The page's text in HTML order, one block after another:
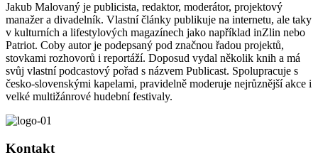
Jakub Malovaný je publicista, redaktor, moderátor, projektový
manažer a divadelník. Vlastní články publikuje na internetu, ale taky
v kulturních a lifestylových magazínech jako například inZlin nebo
Patriot. Coby autor je podepsaný pod značnou řadou projektů,
stovkami rozhovorů i reportáží. Doposud vydal několik knih a má
svůj vlastní podcastový pořad s názvem Publicast. Spolupracuje s
česko-slovenskými kapelami, pravidelně moderuje nejrůznější akce i
velké multižánrové hudební festivaly.
Kontakt